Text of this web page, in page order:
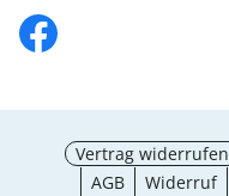
Vertrag widerrufen
AGB
Widerruf